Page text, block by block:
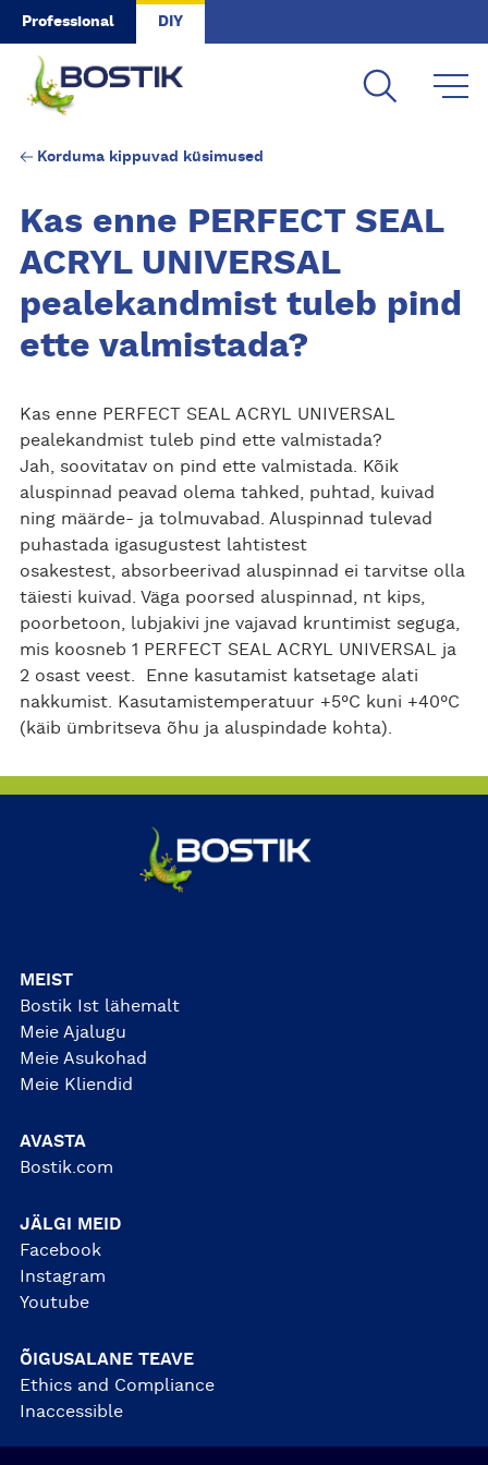
Skip to main content
Professional DIY
Korduma kippuvad küsimused
Kas enne PERFECT SEAL
ACRYL UNIVERSAL
pealekandmist tuleb pind
ette valmistada?
Kas enne PERFECT SEAL ACRYL UNIVERSAL
pealekandmist tuleb pind ette valmistada?
Jah, soovitatav on pind ette valmistada. Kõik
aluspinnad peavad olema tahked, puhtad, kuivad
ning määrde- ja tolmuvabad. Aluspinnad tulevad
puhastada igasugustest lahtistest
osakestest, absorbeerivad aluspinnad ei tarvitse olla
täiesti kuivad. Väga poorsed aluspinnad, nt kips,
poorbetoon, lubjakivi jne vajavad kruntimist seguga,
mis koosneb 1 PERFECT SEAL ACRYL UNIVERSAL ja
2 osast veest. Enne kasutamist katsetage alati
nakkumist. Kasutamistemperatuur +5°C kuni +40°C
(käib ümbritseva õhu ja aluspindade kohta).
MEIST
Bostik Ist lähemalt
Meie Ajalugu
Meie Asukohad
Meie Kliendid
AVASTA
Bostik.com
JÄLGI MEID
Facebook
Instagram
Youtube
ÕIGUSALANE TEAVE
Ethics and Compliance
Inaccessible